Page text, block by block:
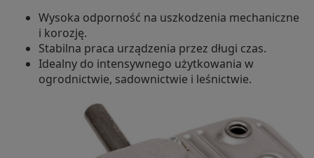
Wysoka odporność na uszkodzenia mechaniczne
i korozję.
Stabilna praca urządzenia przez długi czas.
Idealny do intensywnego użytkowania w
ogrodnictwie, sadownictwie i leśnictwie.